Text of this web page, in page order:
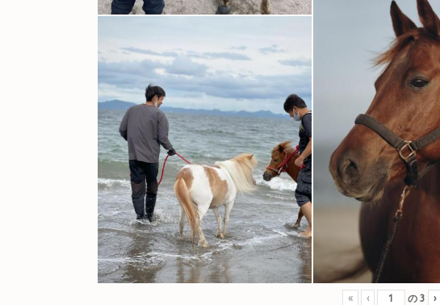
« ‹ の 3 ›